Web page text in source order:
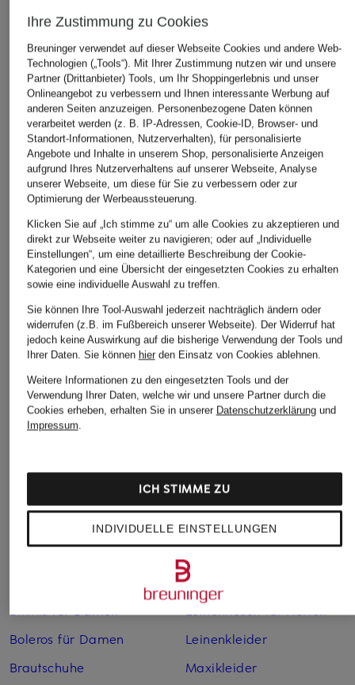
MARANT ÉTOILE
Wide Leg Jeans
LEMONY
CHF 350
Ursprünglich: CHF 430
7 for all mankind
Wide Leg Jeans
LOTTA
AGOLDE
Wide Leg Jeans
Anzüge für Herren
Boleros für Damen
Brautschuhe
Kleider
Lederjacken für Damen
Lederjacken für Herren
Leinenkleider
Maxikleider
Ihre Zustimmung zu Cookies
Breuninger verwendet auf dieser Webseite Cookies und andere Web-
Technologien („Tools“). Mit Ihrer Zustimmung nutzen wir und unsere
Partner (Drittanbieter) Tools, um Ihr Shoppingerlebnis und unser
Onlineangebot zu verbessern und Ihnen interessante Werbung auf
anderen Seiten anzuzeigen. Personenbezogene Daten können
verarbeitet werden (z. B. IP-Adressen, Cookie-ID, Browser- und
Standort-Informationen, Nutzerverhalten), für personalisierte
Angebote und Inhalte in unserem Shop, personalisierte Anzeigen
aufgrund Ihres Nutzerverhaltens auf unserer Webseite, Analyse
unserer Webseite, um diese für Sie zu verbessern oder zur
Optimierung der Werbeaussteuerung.
Klicken Sie auf „Ich stimme zu“ um alle Cookies zu akzeptieren und
direkt zur Webseite weiter zu navigieren; oder auf „Individuelle
Einstellungen“, um eine detaillierte Beschreibung der Cookie-
Kategorien und eine Übersicht der eingesetzten Cookies zu erhalten
sowie eine individuelle Auswahl zu treffen.
Sie können Ihre Tool-Auswahl jederzeit nachträglich ändern oder
widerrufen (z.B. im Fußbereich unserer Webseite). Der Widerruf hat
jedoch keine Auswirkung auf die bisherige Verwendung der Tools und
Ihrer Daten. Sie können hierden Einsatz von Cookies ablehnen.
Weitere Informationen zu den eingesetzten Tools und der
Verwendung Ihrer Daten, welche wir und unsere Partner durch die
Cookies erheben, erhalten Sie in unserer Datenschutzerklärungund
Impressum.
INDIVIDUELLE EINSTELLUNGEN
ICH STIMME ZU